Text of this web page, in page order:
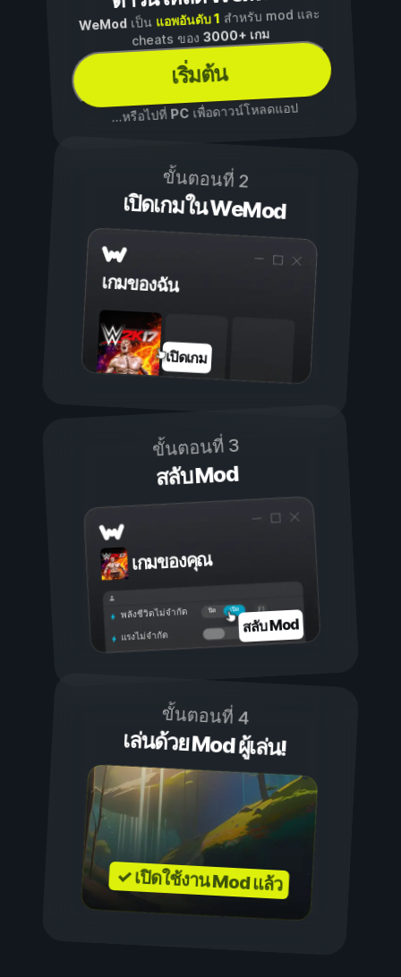
WeModเป็น แอพอันดับ 1 สำหรับ mod และ
cheats ของ3000+ เกม
เริ่มต้น
...หรือไปที่ PCเพื่อดาวน์โหลดแอป
ขั้นตอนที่ 2
เปิดเกมใน WeMod
เกมของฉัน
เปิดเกม
ขั้นตอนที่ 3
สลับ Mod
เกมของคุณ
เปิด
ปิด
พลังชีวิตไม่จำกัด
แรงไม่จำกัด สลับ Mod
ขั้นตอนที่ 4
เล่นด้วย Mod ผู้เล่น!
✓ เปิดใช้งาน Mod แล้ว